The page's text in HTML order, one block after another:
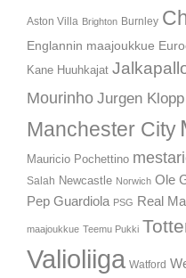
Aston Villa Brighton Burnley
Englannin maajoukkue
Kane Huuhkajat
Mourinho Jurgen Klopp
Manchester City
Mauricio Pochettino
Salah Newcastle Norwich Ole
Pep Guardiola PSG Real
maajoukkue Teemu Pukki
Valioliiga Watford